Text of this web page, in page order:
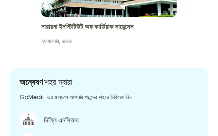
নারায়না ইনস্টিটিউট অফ কার্ডিয়াক সায়েন্সেস
ব্যাঙ্গালোর,ভারত
অন্বেষণশহর দ্বারা
GoMedii-এর মাধ্যমে আপনার পছন্দের শহরে চিকিৎসা নিন
দিল্লি এনসিআর